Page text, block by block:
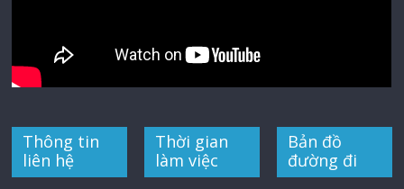
Thông tin
liên hệ
Thời gian
làm việc
Bản đồ
đường đi